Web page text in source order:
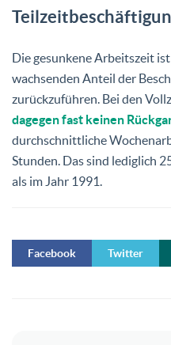
Die gesunkene Arbeitszeit
wachsenden Anteil der
zurückzuführen. Bei den
dagegen fast keinen
durchschnittliche
Stunden. Das sind lediglich
als im Jahr 1991.
Facebook Twitter